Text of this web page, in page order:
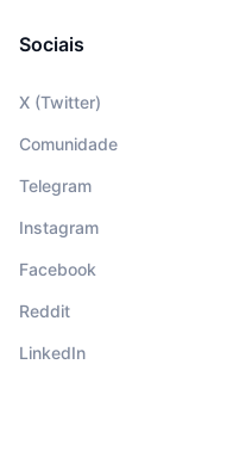
Sociais
X (Twitter)
Comunidade
Telegram
Instagram
Facebook
Reddit
LinkedIn